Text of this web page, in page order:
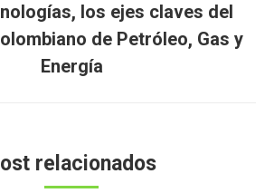
Publicación
siguiente:
los ejes claves del
de Petróleo, Gas y
Energía
relacionados